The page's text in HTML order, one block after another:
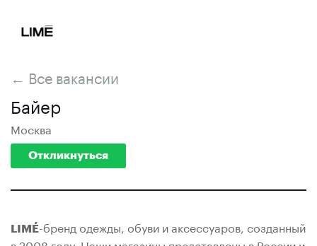
← Все вакансии
Байер
Москва
Откликнуться
LIMÉ-бренд одежды, обуви и аксессуаров, созданный